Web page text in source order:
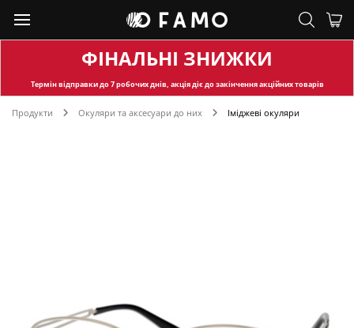
ФІНАЛЬНІ ЗНИЖКИ
Термін відправкидо 7 робочих днів, акція діє до закінчення акційних товарів
Продукти Окуляри та аксесуари до них Іміджеві окуляри